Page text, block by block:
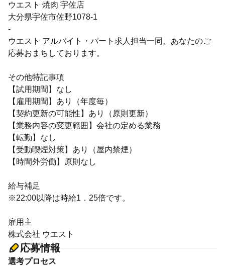
ウエスト 焼肉 宇佐店
大分県宇佐市佐野1078-1
-
ウエスト アルバイト・パート求人担当一同、あなたのご
応募おまちしております。
その他特記事項
【試用期間】なし
【雇用期間】あり（年度毎）
【契約更新の可能性】あり（原則更新）
【業務内容の変更範囲】会社の定める業務
【転勤】なし
【受動喫煙対策】あり（屋内禁煙）
【時間外労働】原則なし
給与補足
※22:00以降は時給1．25倍です。
雇用主
株式会社 ウエスト
応募情報
選考プロセス